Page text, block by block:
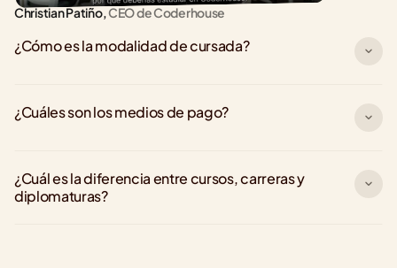
Christian Patiño, CEO de Coderhouse
¿Cómo es la modalidad de cursada?
¿Cuáles son los medios de pago?
¿Cuál es la diferencia entre cursos, carreras y
diplomaturas?